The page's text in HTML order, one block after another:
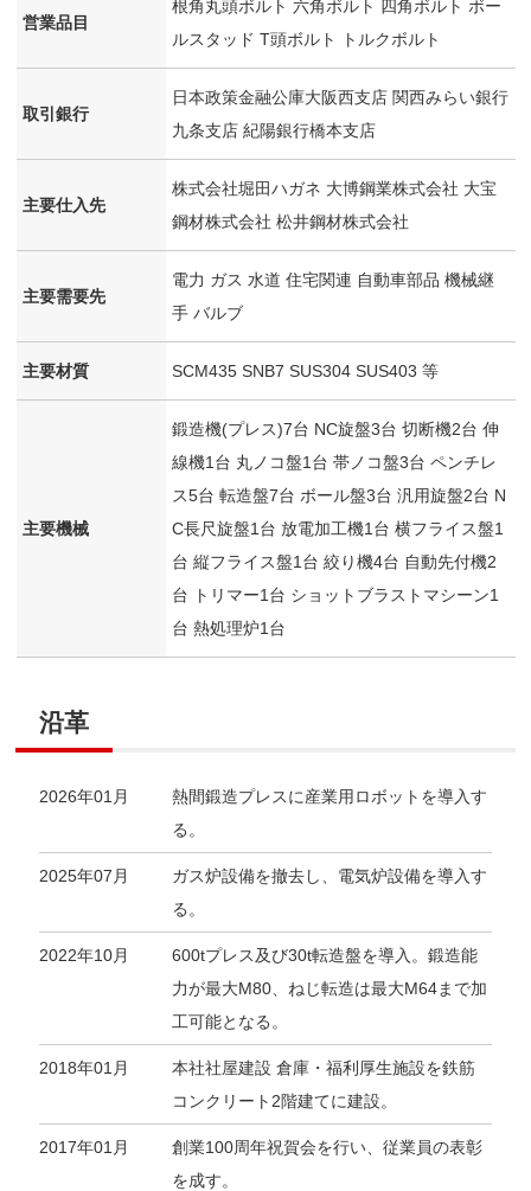
営業品目
根角丸頭ボルト 六角ボルト 四角ボルト ボー
ルスタッド T頭ボルト トルクボルト
取引銀行
日本政策金融公庫大阪西支店 関西みらい銀行
九条支店 紀陽銀行橋本支店
主要仕入先
株式会社堀田ハガネ 大博鋼業株式会社 大宝
鋼材株式会社 松井鋼材株式会社
主要需要先
電力 ガス 水道 住宅関連 自動車部品 機械継
手 バルブ
主要材質 SCM435 SNB7 SUS304 SUS403 等
主要機械
鍛造機(プレス)7台 NC旋盤3台 切断機2台 伸
線機1台 丸ノコ盤1台 帯ノコ盤3台 ペンチレ
ス5台 転造盤7台 ボール盤3台 汎用旋盤2台 N
C長尺旋盤1台 放電加工機1台 横フライス盤1
台 縦フライス盤1台 絞り機4台 自動先付機2
台 トリマー1台 ショットブラストマシーン1
台 熱処理炉1台
沿革
2026年01月
熱間鍛造プレスに産業用ロボットを導入す
る。
2025年07月
ガス炉設備を撤去し、電気炉設備を導入す
る。
2022年10月
600tプレス及び30t転造盤を導入。鍛造能
力が最大M80、ねじ転造は最大M64まで加
工可能となる。
2018年01月
本社社屋建設 倉庫・福利厚生施設を鉄筋
コンクリート2階建てに建設。
2017年01月
創業100周年祝賀会を行い、従業員の表彰
を成す。